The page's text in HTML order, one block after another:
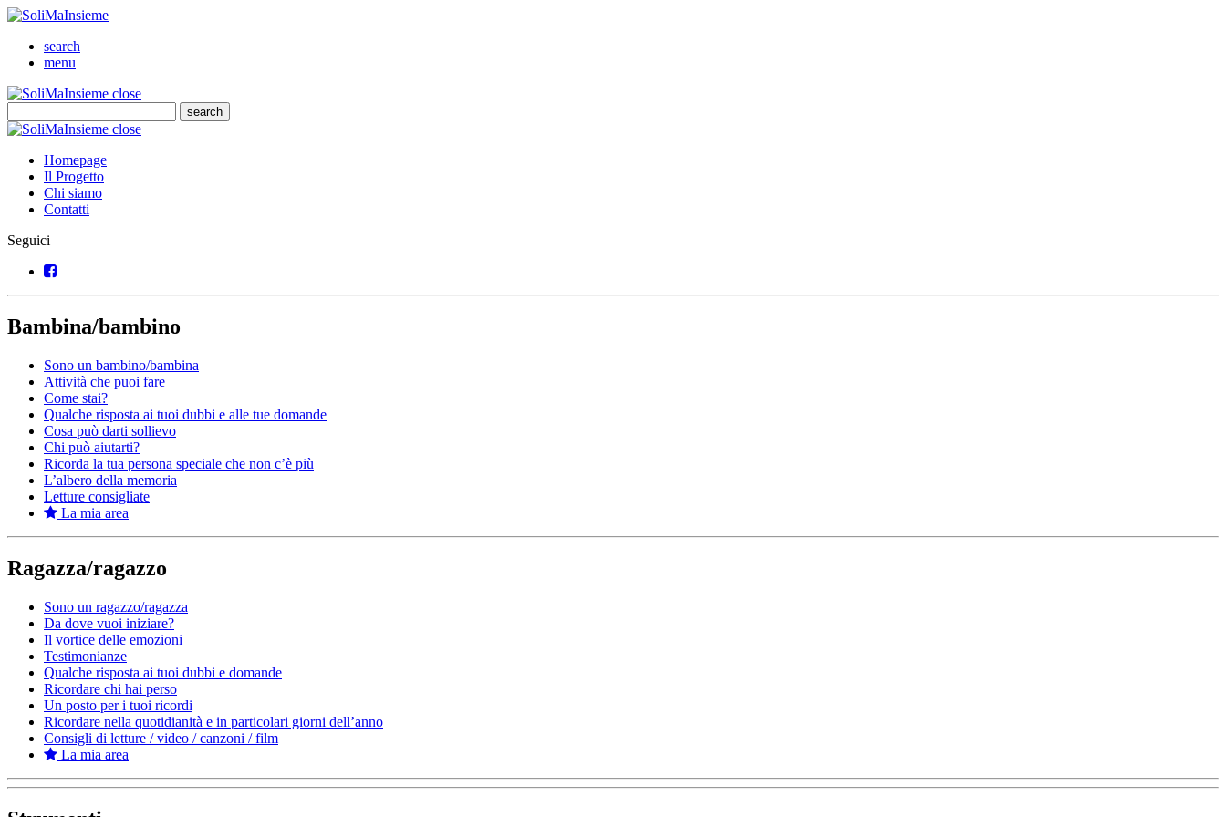
SoliMaInsieme
search
menu
SoliMaInsieme
closeClose
search
Cerca
SoliMaInsieme
closeClose
Homepage
Il Progetto
Chi siamo
Contatti
Seguici
Facebook
Bambina/bambino
Sono un bambino/bambina
Attività che puoi fare
Come stai?
Qualche risposta ai tuoi dubbi e alle tue domande
Cosa può darti sollievo
Chi può aiutarti?
Ricorda la tua persona speciale che non c’è più
L’albero della memoria
Letture consigliate
La mia area
Ragazza/ragazzo
Sono un ragazzo/ragazza
Da dove vuoi iniziare?
Il vortice delle emozioni
Testimonianze
Qualche risposta ai tuoi dubbi e domande
Ricordare chi hai perso
Un posto per i tuoi ricordi
Ricordare nella quotidianità e in particolari giorni dell’anno
Consigli di letture / video / canzoni / film
La mia area